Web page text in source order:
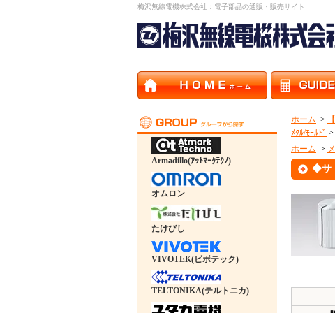
梅沢無線電機株式会社：電子部品の通販・販売サイト
Armadillo(ｱｯﾄﾏｰｸﾃｸﾉ)
オムロン
たけびし
VIVOTEK(ビボテック)
TELTONIKA(テルトニカ)
ホーム >
ﾒﾀﾙ/ﾓｰﾙﾄﾞ >
ホーム >
◆サ